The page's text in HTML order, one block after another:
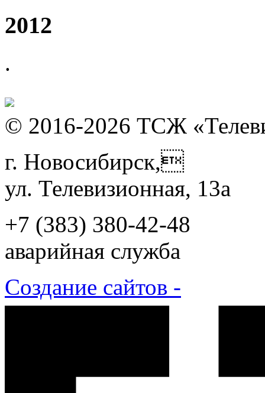
2012
.
© 2016-2026 ТСЖ
г. Новосибирск,
ул. Телевизионная, 13а
+7 (383) 380-42-48
аварийная служба
Создание сайтов -